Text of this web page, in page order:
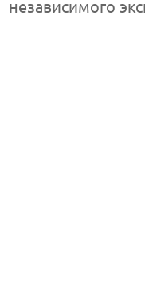
независимого